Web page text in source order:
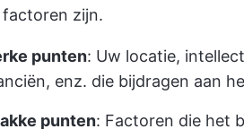
zijn.
punten: Uw locatie,
enz. die bijdragen aan
punten: Factoren die het